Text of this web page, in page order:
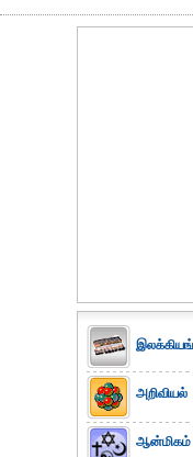
அறிவியல்
ஆன்மிகம்